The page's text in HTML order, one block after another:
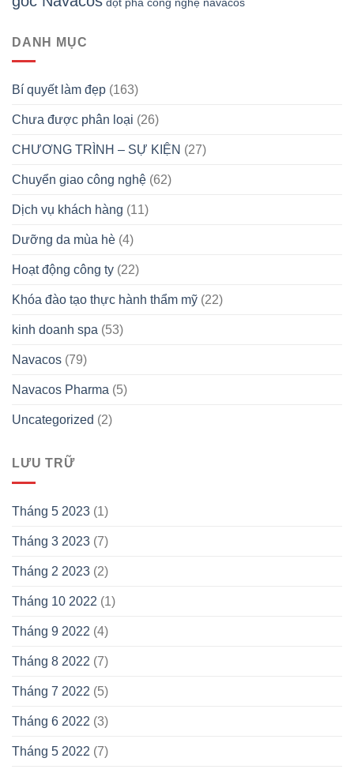
DANH MỤC
Bí quyết làm đẹp (163)
Chưa được phân loại (26)
CHƯƠNG TRÌNH – SỰ KIỆN (27)
Chuyển giao công nghệ (62)
Dịch vụ khách hàng (11)
Dưỡng da mùa hè (4)
Hoạt động công ty (22)
Khóa đào tạo thực hành thẩm mỹ (22)
kinh doanh spa (53)
Navacos (79)
Navacos Pharma (5)
Uncategorized (2)
LƯU TRỮ
Tháng 5 2023 (1)
Tháng 3 2023 (7)
Tháng 2 2023 (2)
Tháng 10 2022 (1)
Tháng 9 2022 (4)
Tháng 8 2022 (7)
Tháng 7 2022 (5)
Tháng 6 2022 (3)
Tháng 5 2022 (7)